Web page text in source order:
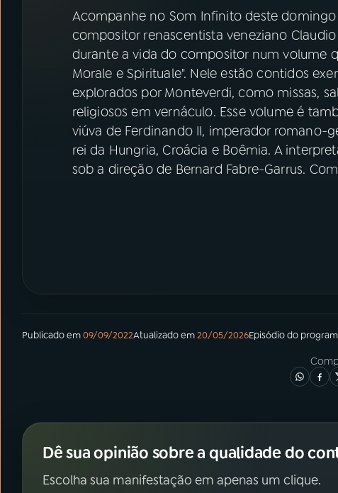
ACOMPANHE A RÁDIO MEC
YouTube Facebook
Acompanhe no Som Infinito deste
compositor renascentista veneziano Claudio
durante a vida do compositor num volume
Morale e Spirituale". Nele estão contidos
explorados por Monteverdi, como missas,
religiosos em vernáculo. Esse volume é
viúva de Ferdinando II, imperador romano-
rei da Hungria, Croácia e Boêmia. A
sob a direção de Bernard Fabre-Garrus.
Publicado em09/09/2022Atualizado em20/05/2026Episódiodo
Dê sua opinião sobre a qualidade do
Escolha sua manifestação em apenas um clique.